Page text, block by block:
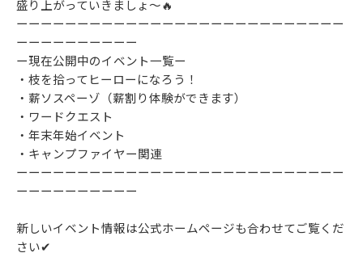
盛り上がっていきましょ～🔥
ーーーーーーーーーーーーーーーーーーーーーーーーーーー
ーーーーーーーーーー
ー現在公開中のイベント一覧ー
・枝を拾ってヒーローになろう！
・薪ソスペーゾ（薪割り体験ができます）
・ワードクエスト
・年末年始イベント
・キャンプファイヤー関連
ーーーーーーーーーーーーーーーーーーーーーーーーーーー
ーーーーーーーーーー
新しいイベント情報は公式ホームページも合わせてご覧くだ
さい✔